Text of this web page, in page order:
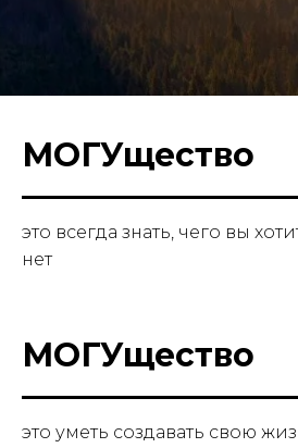
МОГУщество
это всегда знать, чего вы
нет
МОГУщество
это уметь создавать свою